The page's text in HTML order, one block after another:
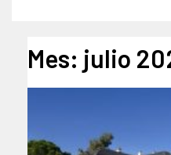
Mes: julio